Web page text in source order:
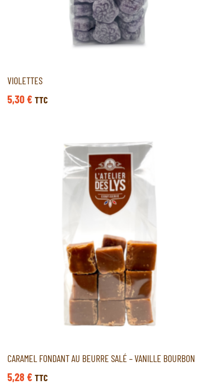
VIOLETTES
5,30€ TTC
CARAMEL FONDANT AU BEURRE SALÉ – VANILLE BOURBON
5,28€ TTC